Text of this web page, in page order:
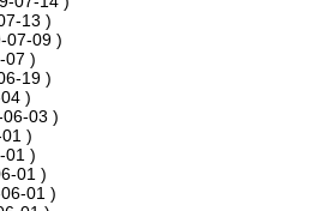
13 )
07-09 )
07 )
19 )
)
03 )
)
01 )
01 )
01 )